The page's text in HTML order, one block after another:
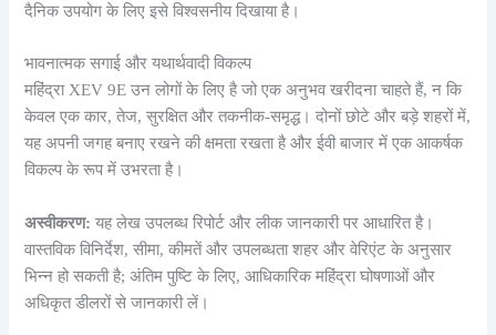
दैनिक उपयोग के लिए इसे विश्वसनीय दिखाया है।
भावनात्मक सगाई और यथार्थवादी विकल्प
महिंद्रा XEV 9E उन लोगों के लिए है जो एक अनुभव खरीदना चाहते हैं, न कि
केवल एक कार, तेज, सुरक्षित और तकनीक-समृद्ध। दोनों छोटे और बड़े शहरों में,
यह अपनी जगह बनाए रखने की क्षमता रखता है और ईवी बाजार में एक आकर्षक
विकल्प के रूप में उभरता है।
अस्वीकरण:यह लेख उपलब्ध रिपोर्ट और लीक जानकारी पर आधारित है।
वास्तविक विनिर्देश, सीमा, कीमतें और उपलब्धता शहर और वेरिएंट के अनुसार
भिन्न हो सकती है; अंतिम पुष्टि के लिए, आधिकारिक महिंद्रा घोषणाओं और
अधिकृत डीलरों से जानकारी लें।